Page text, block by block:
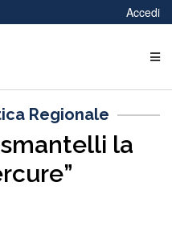
Accedi
Regionale
la